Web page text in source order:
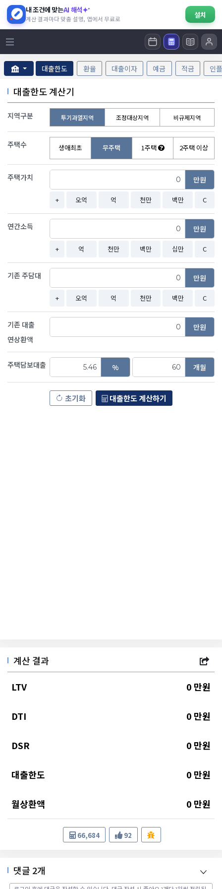
내 조건에 맞는AI 해석
계산 결과마다 맞춤 설명, 앱에서 무료로 설치
대출한도 환율 대출이자 예금 적금 인
대출한도 계산기
지역구분 투기과열지역 조정대상지역 비규제지역
주택수 생애최초 무주택 1주택 2주택 이상
주택가치 만원
+ 오억 억 천만 백만 C
연간소득 만원
+ 억 천만 백만 십만 C
기존 주담대 만원
+ 오억 억 천만 백만 C
기존 대출
연상환액
만원
주택담보대출 % 개월
초기화 대출한도 계산하기
계산 결과
LTV 0 만원
DTI 0 만원
DSR 0 만원
대출한도 0 만원
월상환액 0 만원
66,684 92
댓글 2개